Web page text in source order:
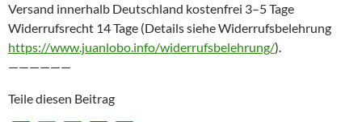
Versand innerhalb Deutschland kostenfrei 3–5 Tage
Widerrufsrecht 14 Tage (Details siehe Widerrufsbelehrung
https://www.juanlobo.info/widerrufsbelehrung/).
——————
Teile diesen Beitrag